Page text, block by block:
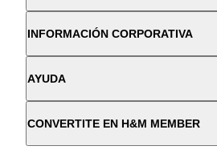
INFORMACIÓN CORPORATIVA
AYUDA
CONVERTITE EN H&M MEMBER